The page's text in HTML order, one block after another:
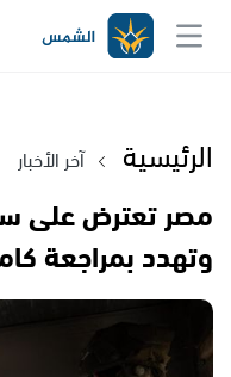
الرئيسية آخر الأخبار
مصر تعترض على
وتهدد بمراجعة